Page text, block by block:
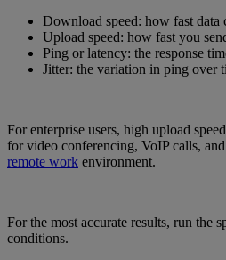
Download speed: how fast data
Upload speed: how fast you
Ping or latency: the response
Jitter: the variation in ping over
For enterprise users, high upload
for video conferencing, VoIP calls,
remote work environment.
For the most accurate results, run the
conditions.